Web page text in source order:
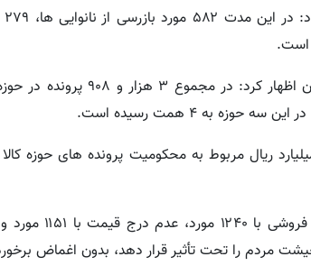
است.
مدیرکل تعزیرات حکومتی
به ۴ همت رسیده است.
ادامه داد: از این میزان، ۲۱۳ میلیارد ریال مربوط به محکومیت
مردم را تحت تأثیر قرار دهد، بدون اغماض